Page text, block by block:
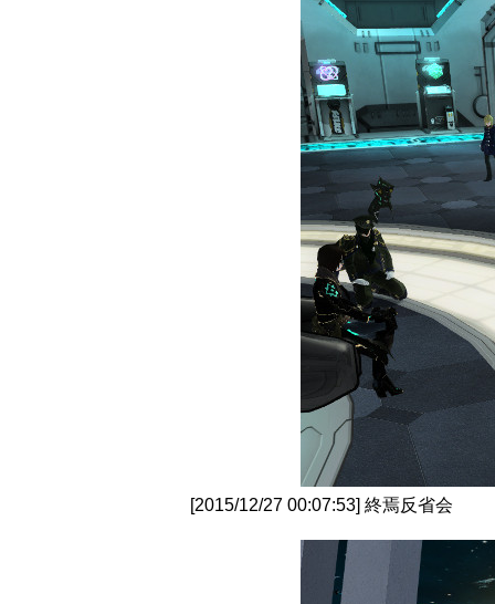
[2015/12/27 00:07:53] 終焉反省会